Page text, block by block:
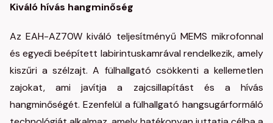
Kiváló hívás hangminőség
Az EAH-AZ70W kiváló teljesítményű MEMS mikrofonnal
és egyedi beépített labirintuskamrával rendelkezik, amely
kiszűri a szélzajt. A fülhallgató csökkenti a kellemetlen
zajokat, ami javítja a zajcsillapítást és a hívás
hangminőségét. Ezenfelül a fülhallgató hangsugárformáló